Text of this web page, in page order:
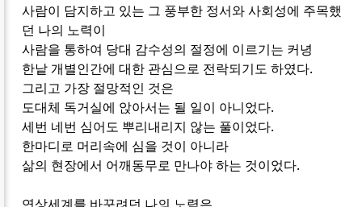
사람이 담지하고 있는 그 풍부한 정서와 사회성에 주목했
던 나의 노력이
사람을 통하여 당대 감수성의 절정에 이르기는 커녕
한낱 개별인간에 대한 관심으로 전락되기도 하였다.
그리고 가장 절망적인 것은
도대체 독거실에 앉아서는 될 일이 아니었다.
세번 네번 심어도 뿌리내리지 않는 풀이었다.
한마디로 머리속에 심을 것이 아니라
삶의 현장에서 어깨동무로 만나야 하는 것이었다.